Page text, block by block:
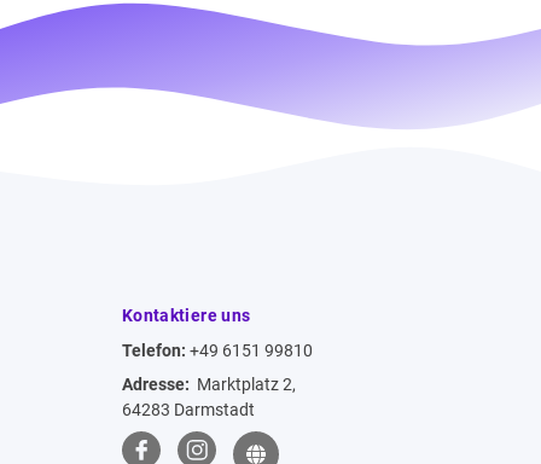
Kontaktiere uns
Telefon: +49 6151 99810
Adresse: Marktplatz 2,
64283 Darmstadt